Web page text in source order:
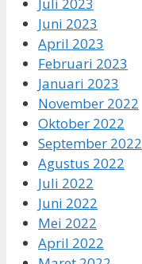
Juni 2023
April 2023
Februari 2023
Januari 2023
November 2022
Oktober 2022
September 2022
Agustus 2022
Juli 2022
Juni 2022
Mei 2022
April 2022